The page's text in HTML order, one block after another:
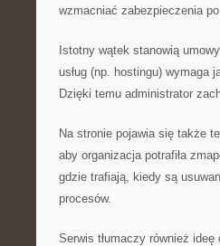
wzmacniać zabezpieczenia
Istotny wątek stanowią
usług (np. hostingu) wymaga
Dzięki temu administrator
Na stronie pojawia się także
aby organizacja potrafiła
gdzie trafiają, kiedy są
procesów.
Serwis tłumaczy również